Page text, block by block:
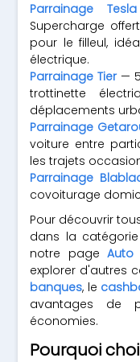
Parrainage Tesla
Supercharge
pour le filleul,
électrique.
Parrainage Tier—
trottinette
déplacements
Parrainage
voiture entre
les trajets
Parrainage
covoiturage
Pour découvrir
dans la
notre page Auto
explorer d'autres
banques, le
avantages de
économies.
Pourquoi